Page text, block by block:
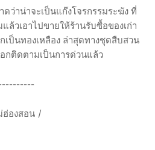
ว่าน่าจะเป็นแก๊งโจรกรรมระฆัง ที่
ล้วเอาไปขายให้ร้านรับซื้อของเก่า
เป็นทองเหลือง ล่าสุดทางชุดสืบสวน
กติดตามเป็นการด่วนแล้ว
องสอน /